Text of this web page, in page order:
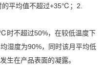
平均值不超过+35℃；2.
时不超过50%，在较低温度下
湿度为90%，同时该月平均低
在产品表面的凝露。